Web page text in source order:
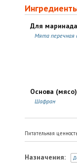
Для
Мята перечная
Основа (мясо)
Шафран
Питательная
Назначения: